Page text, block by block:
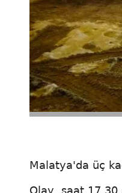
Malatya'da üç
Olay, saat 17.30